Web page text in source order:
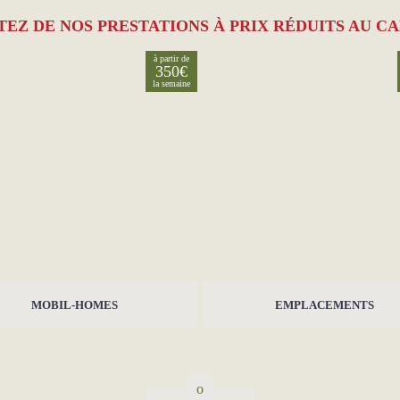
DE NOS PRESTATIONS À PRIX RÉDUITS AU
MOBIL-HOMES
à partir de
350€
la semaine
EMPLACEMENTS